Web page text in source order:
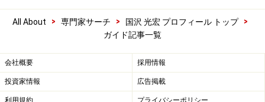
All About > 専門家サーチ > 国沢 光宏 プロフィール トップ
>
ガイド記事一覧
会社概要 採用情報
投資家情報 広告掲載
利用規約 プライバシーポリシー